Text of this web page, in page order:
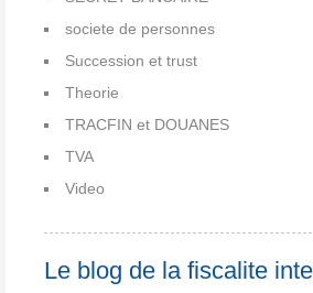
societe de personnes
Succession et trust
Theorie
TRACFIN et DOUANES
TVA
Video
Le blog de la fiscalite